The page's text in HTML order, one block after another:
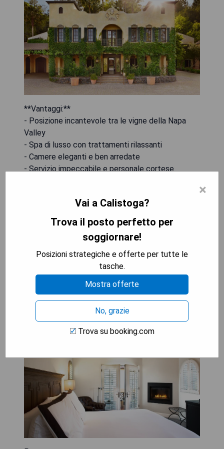
**Vantaggi:**
- Posizione incantevole tra le vigne della Napa
Valley
- Spa di lusso con trattamenti rilassanti
- Camere eleganti e ben arredate
- Servizio impeccabile e personale cortese
- Alcune camere potrebbero risultare un po'
- Il prezzo delle sistemazioni è piuttosto elevato
VEDI IL PREZZO MIGLIORE
North Block Hotel
×
Vai a Calistoga?
Trova il posto perfetto per
soggiornare!
Posizioni strategiche e offerte per tutte le
tasche.
Mostra offerte
No, grazie
Trova su booking.com